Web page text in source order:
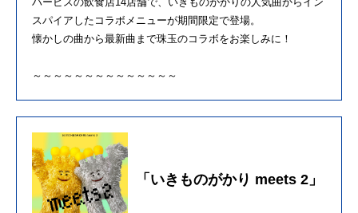
スパイアしたコラボメニューが期間限定で登場。
懐かしの曲から最新曲まで珠玉のコラボをお楽しみに！
～～～～～～～～～～～～～～
「いきものがかり meets 2」